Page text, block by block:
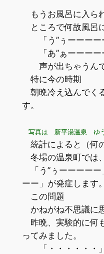
もうお風呂に入ら
ところで何故風呂
「う”ぅーーーー
「あ”ぁーーーー
声が出ちゃうんで
特に今の時期
朝晩冷え込んでく
す。
写真は 新平湯温泉 ゆ
統計によると（何
冬場の温泉町では
「う”ぅーーーーー
ーー」が発症します。
この問題
かねがね不思議に
昨晩、実験的に何
ってみました。
「・・・・